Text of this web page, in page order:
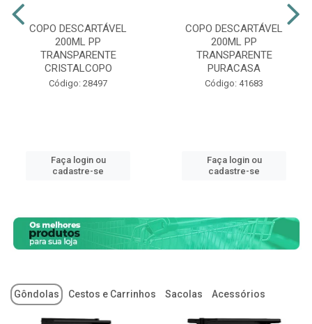
COPO DESCARTÁVEL
200ML PP
TRANSPARENTE
CRISTALCOPO
Código: 28497
Faça login ou
cadastre-se
COPO DESCARTÁVEL
200ML PP
TRANSPARENTE
PURACASA
Código: 41683
Faça login ou
cadastre-se
Gôndolas Cestos e Carrinhos Sacolas Acessórios